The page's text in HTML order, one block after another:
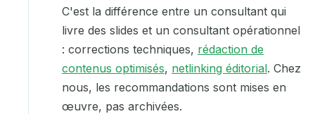
C'est la différence entre un consultant qui
livre des slides et un consultant opérationnel
: corrections techniques, rédaction de
contenus optimisés, netlinking éditorial. Chez
nous, les recommandations sont mises en
œuvre, pas archivées.